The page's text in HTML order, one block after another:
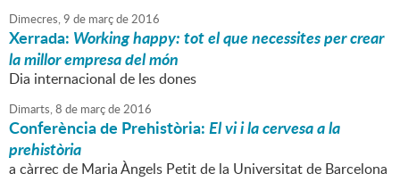
Dimecres,9 de marçde2016
Xerrada: Working happy: tot el que necessites per crear
la millor empresa del món
Dia internacional de les dones
Dimarts,8 de marçde2016
Conferència de Prehistòria:El vi i la cervesa a la
prehistòria
a càrrec de Maria Àngels Petit de la Universitat de Barcelona